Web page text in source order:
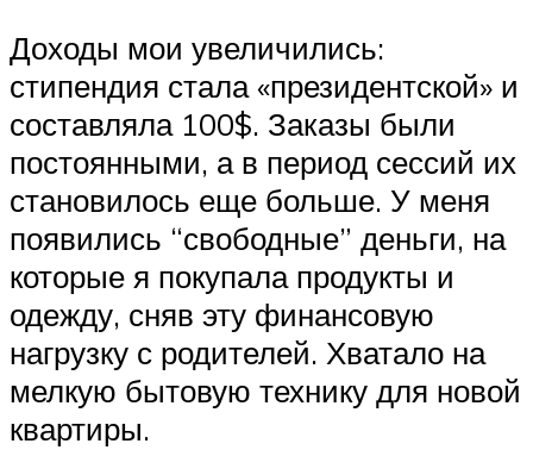
Доходы мои увеличились:
стипендия стала «президентской» и
составляла 100$. Заказы были
постоянными, а в период сессий их
становилось еще больше. У меня
появились “свободные” деньги, на
которые я покупала продукты и
одежду, сняв эту финансовую
нагрузку с родителей. Хватало на
мелкую бытовую технику для новой
квартиры.